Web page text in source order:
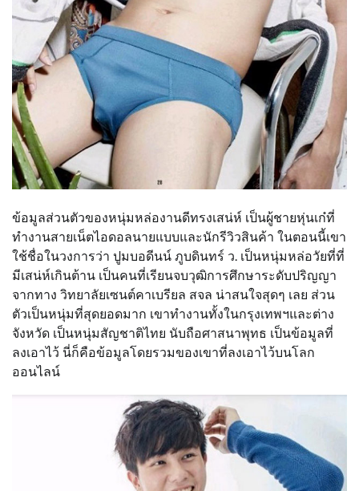
ข้อมูลส่วนตัวของหนุ่มหล่องานดีทรงเสน่ห์ เป็นผู้ชายหุ่นเก๋ที่
ทำงานสายเน็ตไอดอลนายแบบและนักรีวิวสินค้า ในตอนนี้เขา
ใช้ชื่อในวงการว่า ปูมบอดีนน์ ภูบดินทร์ ว. เป็นหนุ่มหล่อวัยที่ที่
มีเสน่ห์เกินต้าน เป็นคนที่เรียนจบวุฒิการศึกษาระดับปริญญา
จากทาง วิทยาลัยเซนต์คาเบรียล สจล น่าสนใจสุดๆ เลย ส่วน
ตัวเป็นหนุ่มที่สุดยอดมาก เขาทำงานทั้งในกรุงเทพฯและต่าง
จังหวัด เป็นหนุ่มสัญชาติไทย นับถือศาสนาพุทธ เป็นข้อมูลที่
ลงเอาไว้ นี่ก็คือข้อมูลโดยรวมของเขาที่ลงเอาไว้บนโลก
ออนไลน์